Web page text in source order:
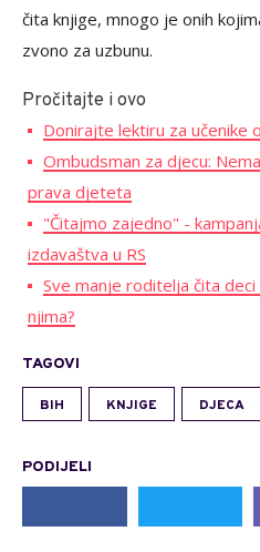
čita knjige, mnogo je onih
zvono za uzbunu.
Pročitajte i ovo
Donirajte lektiru za učenike
Ombudsman za djecu:
prava djeteta
"Čitajmo zajedno" -
izdavaštva u RS
Sve manje roditelja čita deci
njima?
TAGOVI
BIH KNJIGE DJECA
PODIJELI